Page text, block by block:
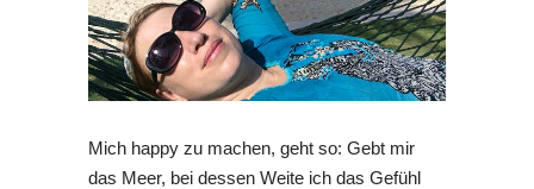
Mich happy zu machen, geht so: Gebt mir
das Meer, bei dessen Weite ich das Gefühl